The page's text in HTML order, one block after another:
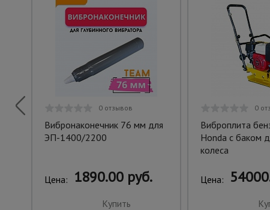
0 отзывов
Вибронаконечник 76 мм для
ЭП-1400/2200
Цена: 1890.00 руб.
Купить
0
Виброплита
Honda с баком
колеса
Цена: